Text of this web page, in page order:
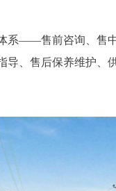
系——售前咨询、售
导、售后保养维护、